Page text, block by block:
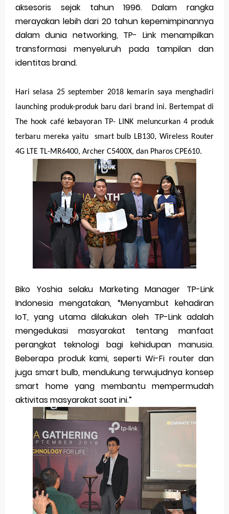
Apple Watch Series 10 vs Samsung Galaxy Watch 7
Review Lengkap 2026
Sunday, 9 August
aksesoris sejak tahun 1996. Dalam rangka
merayakan lebih dari 20 tahun kepemimpinannya
dalam dunia networking, TP- Link menampilkan
transformasi menyeluruh pada tampilan dan
identitas brand.
Hari selasa 25 september 2018 kemarin saya menghadiri
launching produk-produk baru dari brand ini. Bertempat di
The hook café kebayoran TP- LINK meluncurkan 4 produk
terbaru mereka yaitu smart bulb LB130, Wireless Router
4G LTE TL-MR6400, Archer C5400X, dan Pharos CPE610.
Biko Yoshia selaku Marketing Manager TP-Link
Indonesia mengatakan, “Menyambut kehadiran
IoT, yang utama dilakukan oleh TP-Link adalah
mengedukasi masyarakat tentang manfaat
perangkat teknologi bagi kehidupan manusia.
Beberapa produk kami, seperti Wi-Fi router dan
juga smart bulb, mendukung terwujudnya konsep
smart home yang membantu mempermudah
aktivitas masyarakat saat ini.”